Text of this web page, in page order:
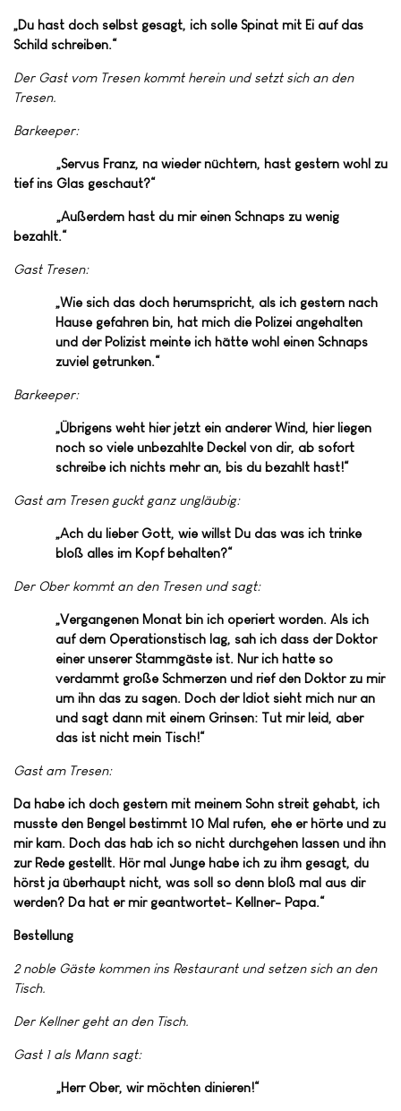
„Du hast doch selbst gesagt, ich solle Spinat mit Ei auf das
Schild schreiben.“
Der Gast vom Tresen kommt herein und setzt sich an den
Tresen.
Barkeeper:
„Servus Franz, na wieder nüchtern, hast gestern wohl zu
tief ins Glas geschaut?“
„Außerdem hast du mir einen Schnaps zu wenig
bezahlt.“
Gast Tresen:
„Wie sich das doch herumspricht, als ich gestern nach
Hause gefahren bin, hat mich die Polizei angehalten
und der Polizist meinte ich hätte wohl einen Schnaps
zuviel getrunken.“
Barkeeper:
„Übrigens weht hier jetzt ein anderer Wind, hier liegen
noch so viele unbezahlte Deckel von dir, ab sofort
schreibe ich nichts mehr an, bis du bezahlt hast!“
Gast am Tresen guckt ganz ungläubig:
„Ach du lieber Gott, wie willst Du das was ich trinke
bloß alles im Kopf behalten?“
Der Ober kommt an den Tresen und sagt:
„Vergangenen Monat bin ich operiert worden. Als ich
auf dem Operationstisch lag, sah ich dass der Doktor
einer unserer Stammgäste ist. Nur ich hatte so
verdammt große Schmerzen und rief den Doktor zu mir
um ihn das zu sagen. Doch der Idiot sieht mich nur an
und sagt dann mit einem Grinsen: Tut mir leid, aber
das ist nicht mein Tisch!“
Gast am Tresen:
Da habe ich doch gestern mit meinem Sohn streit gehabt, ich
musste den Bengel bestimmt 10 Mal rufen, ehe er hörte und zu
mir kam. Doch das hab ich so nicht durchgehen lassen und ihn
zur Rede gestellt. Hör mal Junge habe ich zu ihm gesagt, du
hörst ja überhaupt nicht, was soll so denn bloß mal aus dir
werden? Da hat er mir geantwortet- Kellner- Papa.“
Bestellung
2 noble Gäste kommen ins Restaurant und setzen sich an den
Tisch.
Der Kellner geht an den Tisch.
Gast 1 als Mann sagt:
„Herr Ober, wir möchten dinieren!“